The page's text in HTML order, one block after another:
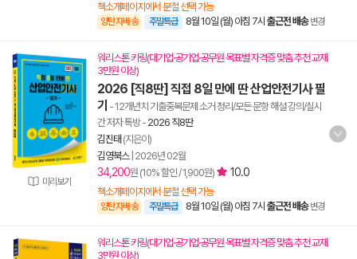
책소개페이지에서 분철 선택 가능
양탄자배송 주말특급 8월 10일 (월) 아침 7시 출근전 배송 변경
미리보기
워리스톤 키링(대기업·공기업·공무원 목표별 자격증 맞춤 추천 교재
3만원 이상)
2026 [직8딴] 직접 8일 만에 딴 산업안전기사 필
기 - 12개년치 기출중복문제 소거 정리/모든 문항 해설 강의/실시
간 저자 톡방- 2026 직8딴
김진태 (지은이)
김영북스| 2026년 02월
34,200원 (10% 할인 / 1,900원) 10.0
책소개페이지에서 분철 선택 가능
양탄자배송 주말특급 8월 10일 (월) 아침 7시 출근전 배송 변경
워리스톤 키링(대기업·공기업·공무원 목표별 자격증 맞춤 추천 교재
3만원 이상)